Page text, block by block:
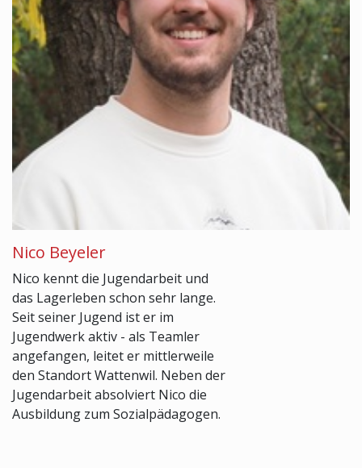
Nico Beyeler
Nico kennt die Jugendarbeit und
das Lagerleben schon sehr lange.
Seit seiner Jugend ist er im
Jugendwerk aktiv - als Teamler
angefangen, leitet er mittlerweile
den Standort Wattenwil. Neben der
Jugendarbeit absolviert Nico die
Ausbildung zum Sozialpädagogen.